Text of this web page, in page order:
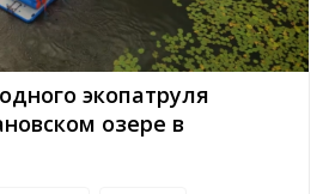
экопатруля
озере в